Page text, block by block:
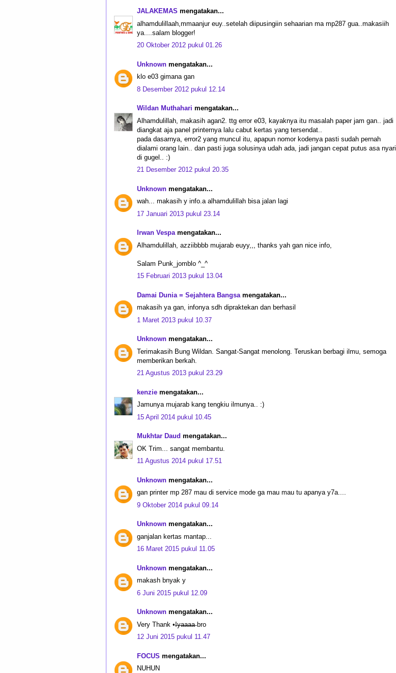
JALAKEMAS mengatakan...
alhamdulillaah,mmaanjur euy..setelah diipusingiin sehaarian ma mp287 gua..makasiih
ya....salam blogger!
20 Oktober 2012 pukul 01.26
Unknown mengatakan...
klo e03 gimana gan
8 Desember 2012 pukul 12.14
Wildan Muthahari mengatakan...
Alhamdulillah, makasih agan2. ttg error e03, kayaknya itu masalah paper jam gan.. jadi
diangkat aja panel printernya lalu cabut kertas yang tersendat..
pada dasarnya, error2 yang muncul itu, apapun nomor kodenya pasti sudah pernah
dialami orang lain.. dan pasti juga solusinya udah ada, jadi jangan cepat putus asa nyari
di gugel.. :)
21 Desember 2012 pukul 20.35
Unknown mengatakan...
wah... makasih y info.a alhamdulillah bisa jalan lagi
17 Januari 2013 pukul 23.14
Irwan Vespamengatakan...
Alhamdulillah, azziibbbb mujarab euyy,,, thanks yah gan nice info,
Salam Punk_jomblo ^_^
15 Februari 2013 pukul 13.04
Damai Dunia = Sejahtera Bangsa mengatakan...
makasih ya gan, infonya sdh dipraktekan dan berhasil
1 Maret 2013 pukul 10.37
Unknown mengatakan...
Terimakasih Bung Wildan. Sangat-Sangat menolong. Teruskan berbagi ilmu, semoga
memberikan berkah.
21 Agustus 2013 pukul 23.29
kenzie mengatakan...
Jamunya mujarab kang tengkiu ilmunya.. :)
15 April 2014 pukul 10.45
Mukhtar Daud mengatakan...
OK Trim... sangat membantu.
11 Agustus 2014 pukul 17.51
Unknown mengatakan...
gan printer mp 287 mau di service mode ga mau mau tu apanya y7a....
9 Oktober 2014 pukul 09.14
Unknown mengatakan...
ganjalan kertas mantap...
16 Maret 2015 pukul 11.05
Unknown mengatakan...
makash bnyak y
6 Juni 2015 pukul 12.09
Unknown mengatakan...
Very Thank •I̶y̶a̶a̶a̶a̶ bro
12 Juni 2015 pukul 11.47
FOCUS mengatakan...
NUHUN